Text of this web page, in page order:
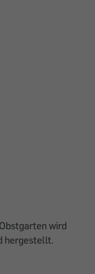
wird
hergestellt.